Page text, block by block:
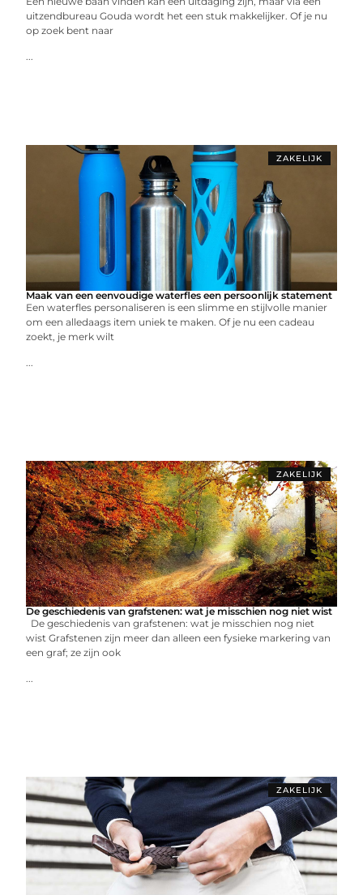
uitzendbureau Gouda wordt het een stuk makkelijker. Of je nu
op zoek bent naar
...
ZAKELIJK
Maak van een eenvoudige waterfles een persoonlijk statement
Een waterfles personaliseren is een slimme en stijlvolle manier
om een alledaags item uniek te maken. Of je nu een cadeau
zoekt, je merk wilt
...
ZAKELIJK
De geschiedenis van grafstenen: wat je misschien nog niet wist
De geschiedenis van grafstenen: wat je misschien nog niet
wist Grafstenen zijn meer dan alleen een fysieke markering van
een graf; ze zijn ook
...
ZAKELIJK